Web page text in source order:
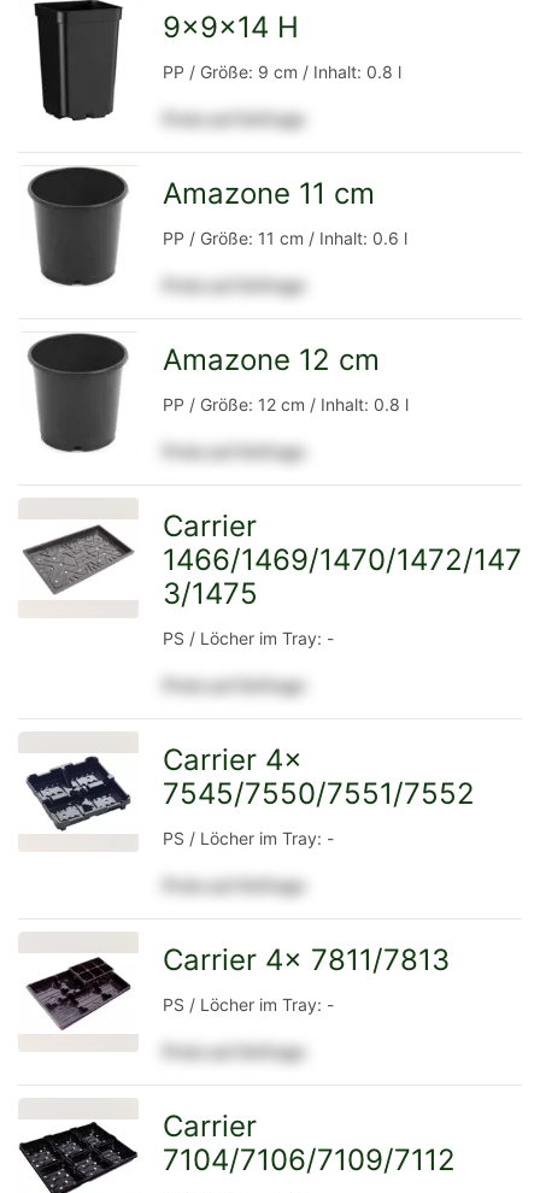
Detailseite
Detailseite
9x9x14 H
PP / Größe: 9 cm / Inhalt: 0.8 l
Preis auf Anfrage
Detailseite
Amazone 11 cm
PP / Größe: 11 cm / Inhalt: 0.6 l
Preis auf Anfrage
Detailseite
Amazone 12 cm
PP / Größe: 12 cm / Inhalt: 0.8 l
Preis auf Anfrage
Detailseite
Carrier
1466/1469/1470/1472/147
3/1475
PS / Löcher im Tray: -
Preis auf Anfrage
Carrier 4x
7545/7550/7551/7552
PS / Löcher im Tray: -
Preis auf Anfrage
Detailseite
Carrier 4x 7811/7813
PS / Löcher im Tray: -
Preis auf Anfrage
zur
Carrier
7104/7106/7109/7112